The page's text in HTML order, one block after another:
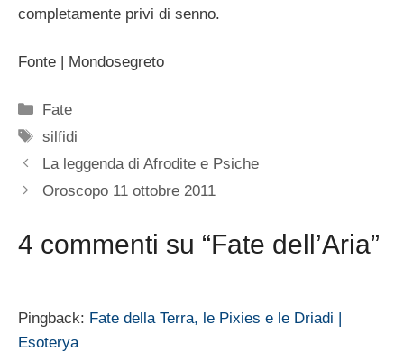
completamente privi di senno.
Fonte | Mondosegreto
Categorie
Fate
Tag
silfidi
La leggenda di Afrodite e Psiche
Oroscopo 11 ottobre 2011
4 commenti su “Fate dell’Aria”
Pingback: Fate della Terra, le Pixies e le Driadi |
Esoterya